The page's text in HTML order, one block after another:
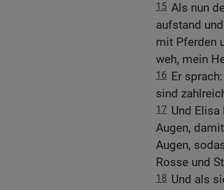
15 Als nun
aufstand
mit Pferden
weh, mein
16 Er
sind
17 Und
Augen,
Augen,
Rosse und
18 Und als